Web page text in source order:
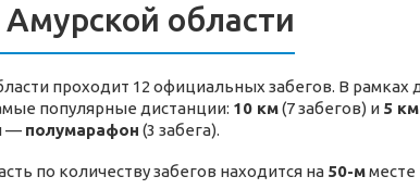
Амурской области
проходит 12 официальных забегов. В рамках
популярные дистанции: 10 км(7 забегов) и 5 км
— полумарафон (3 забега).
по количеству забегов находится на 50-мместе